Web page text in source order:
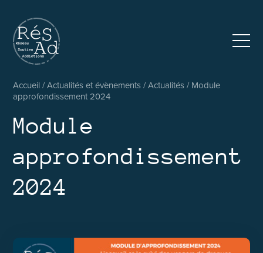
Réseau pluridisciplinaire d’accompagnement et de soutien
Accueil/Actualités et évènements/Actualités/Module
approfondissement 2024
Module
approfondissement
2024